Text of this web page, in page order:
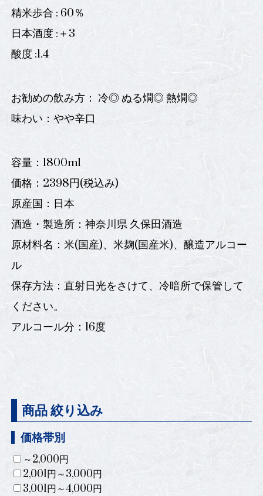
精米歩合 : 60％
日本酒度 :＋3
酸度 :1.4
お勧めの飲み方： 冷◎ ぬる燗◎ 熱燗◎
味わい：やや辛口
容量：1800ml
価格：2398円(税込み)
原産国：日本
酒造・製造所：神奈川県 久保田酒造
原材料名：米(国産)、米麹(国産米)、醸造アルコー
ル
保存方法：直射日光をさけて、冷暗所で保管して
ください。
アルコール分：16度
商品 絞り込み
価格帯別
～2,000円
2,001円～3,000円
3,001円～4,000円